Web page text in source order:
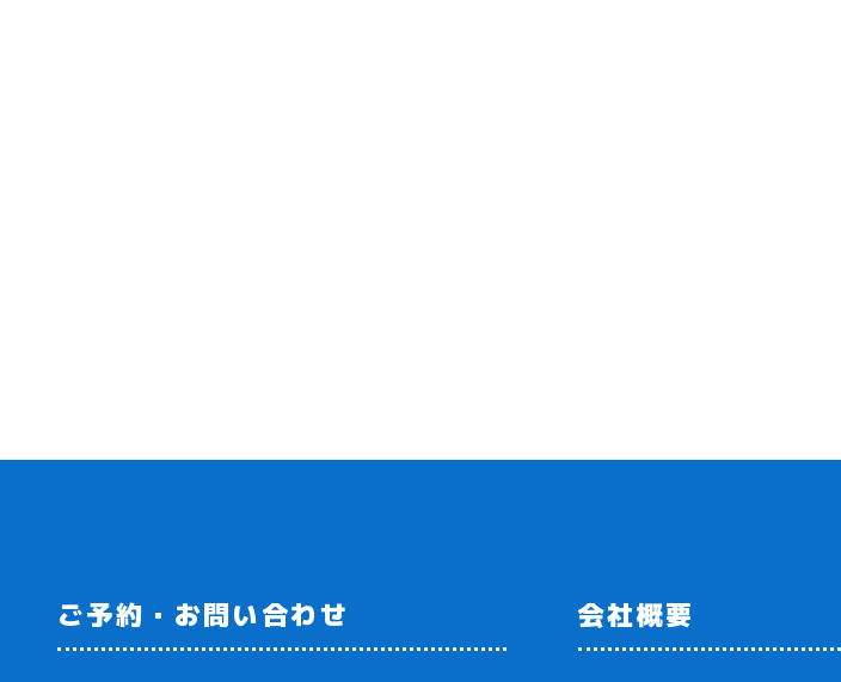
ご予約・お問い合わせ 会社概要